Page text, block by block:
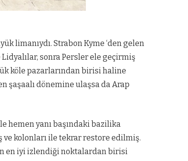
limanıydı. Strabon Kyme ‘den gelen
sonra Persler ele geçirmiş
köle pazarlarından birisi haline
dönemine ulaşsa da Arap
hemen yanı başındaki bazilika
ve kolonları ile tekrar restore edilmiş.
en iyi izlendiği noktalardan birisi